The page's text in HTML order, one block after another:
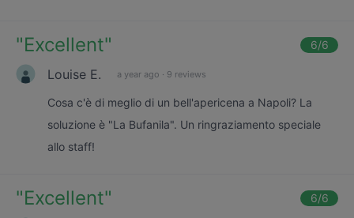
"Excellent" 6/6
Louise E. a year ago · 9 reviews
Cosa c'è di meglio di un bell'apericena a Napoli? La
soluzione è "La Bufanila". Un ringraziamento speciale
allo staff!
"Excellent" 6/6